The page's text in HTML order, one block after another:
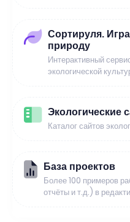
Сортируля.
природу
Интерактивный
экологической
Экологические
Каталог сайтов
База проектов
Более 100 примеров
отчёты и т.д.) в